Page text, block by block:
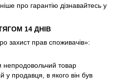
про гарантію дізнавайтесь у
14 ДНІВ
захист прав споживачів»:
товар
у продавця, в якого він був